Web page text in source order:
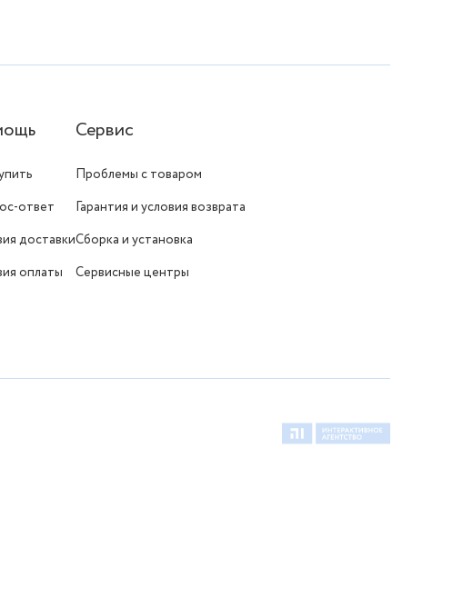
ответ
доставки
оплаты
Сервис
Проблемы с товаром
Гарантия и условия возврата
Сборка и установка
Сервисные центры